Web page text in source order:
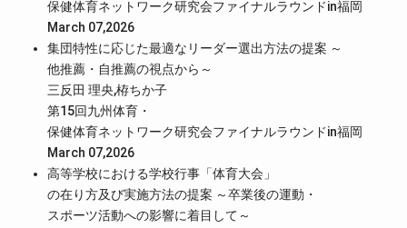
保健体育ネットワーク研究会ファイナルラウンドin福岡
March 07,2026
集団特性に応じた最適なリーダー選出方法の提案 ～
他推薦・自推薦の視点から～
三反田 理央,栫ちか子
第15回九州体育・
保健体育ネットワーク研究会ファイナルラウンドin福岡
March 07,2026
高等学校における学校行事「体育大会」
の在り方及び実施方法の提案 ～卒業後の運動・
スポーツ活動への影響に着目して～